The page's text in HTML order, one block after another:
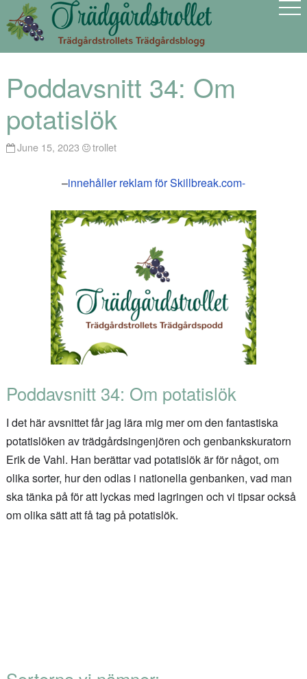
Poddavsnitt 34: Om
potatislök
June 15, 2023 trollet
–innehåller reklam för Skillbreak.com-
Poddavsnitt 34: Om potatislök
I det här avsnittet får jag lära mig mer om den fantastiska
potatislöken av trädgårdsingenjören och genbankskuratorn
Erik de Vahl. Han berättar vad potatislök är för något, om
olika sorter, hur den odlas i nationella genbanken, vad man
ska tänka på för att lyckas med lagringen och vi tipsar också
om olika sätt att få tag på potatislök.